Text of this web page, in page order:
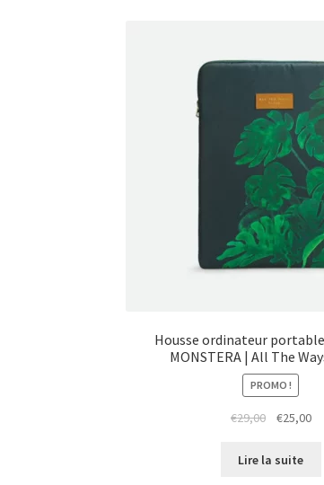
Housse ordinateur
MONSTERA | All The
PROMO !
€29,00
Le
initial
€25,00Le
Lire la suite